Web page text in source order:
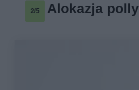
2/5 Alokazja polly